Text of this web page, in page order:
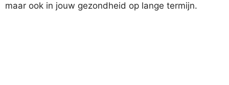
maar ook in jouw gezondheid op lange termijn.